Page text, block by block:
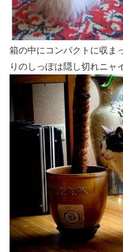
箱の中にコンパクトに収ま
りのしっぽは隠し切れニャ